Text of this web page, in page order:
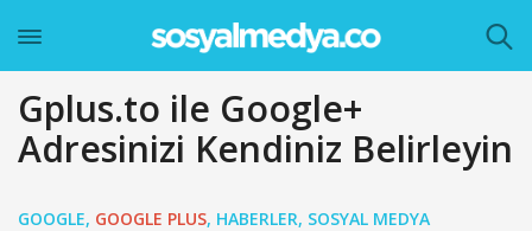
Gplus.to ile Google+
Adresinizi Kendiniz Belirleyin
GOOGLE, GOOGLE PLUS, HABERLER, SOSYAL MEDYA